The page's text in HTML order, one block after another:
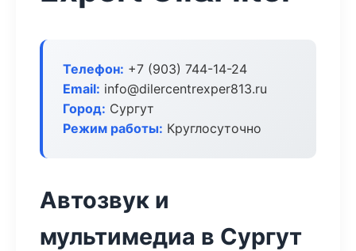
Телефон: +7 (903) 744-14-24
Email: info@dilercentrexper813.ru
Город: Сургут
Режим работы: Круглосуточно
Автозвук и
мультимедиа в Сургут